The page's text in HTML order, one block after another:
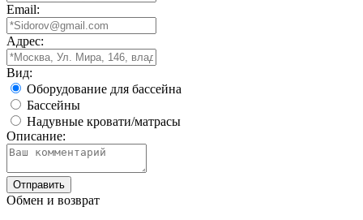
Email:
Адрес:
Вид:
Оборудование для бассейна
Бассейны
Надувные кровати/матрасы
Описание:
Отправить
Обмен и возврат